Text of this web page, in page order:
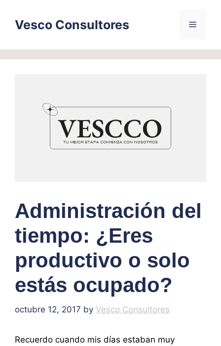
contentVesco Consultores Menu
Administración del
tiempo: ¿Eres
productivo o solo
estás ocupado?
octubre 12, 2017 by Vesco Consultores
Recuerdo cuando mis días estaban muy